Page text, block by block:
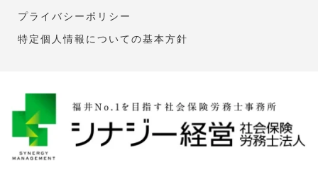
プライバシーポリシー
特定個人情報についての基本方針